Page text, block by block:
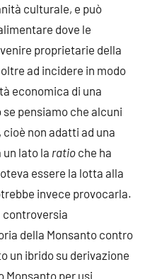
culturale, e può
dove le
proprietarie della
ad incidere in modo
economica di una
pensiamo che alcuni
cioè non adatti ad una
lato la ratio che ha
essere la lotta alla
invece provocarla.
controversia
della Monsanto contro
un ibrido su derivazione
Monsanto per usi